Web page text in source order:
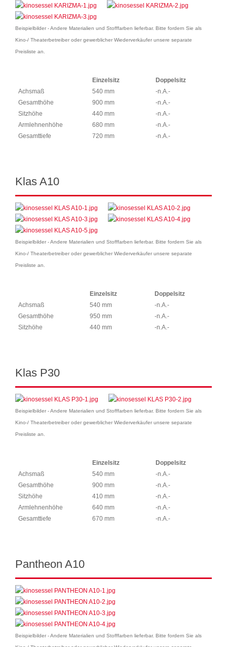
Beispielbilder - Andere Materialien und Stofffarben lieferbar. Bitte fordern Sie als
Kino-/ Theaterbetreiber oder gewerblicher Wiederverkäufer unsere separate
Preisliste an.
Einzelsitz
Doppelsitz
Achsmaß
540 mm
-n.A.-
Gesamthöhe
900 mm
-n.A.-
Sitzhöhe
440 mm
-n.A.-
Armlehnenhöhe
680 mm
-n.A.-
Gesamttiefe
720 mm -n.A.-
Klas A10
Beispielbilder - Andere Materialien und Stofffarben lieferbar. Bitte fordern Sie als
Kino-/ Theaterbetreiber oder gewerblicher Wiederverkäufer unsere separate
Preisliste an.
Einzelsitz
Doppelsitz
Achsmaß
540 mm
-n.A.-
Gesamthöhe
950 mm
-n.A.-
Sitzhöhe
440 mm -n.A.-
Klas P30
Beispielbilder - Andere Materialien und Stofffarben lieferbar. Bitte fordern Sie als
Kino-/ Theaterbetreiber oder gewerblicher Wiederverkäufer unsere separate
Preisliste an.
Einzelsitz
Doppelsitz
Achsmaß
540 mm
-n.A.-
Gesamthöhe
900 mm
-n.A.-
Sitzhöhe
410 mm
-n.A.-
Armlehnenhöhe
640 mm
-n.A.-
Gesamttiefe
670 mm -n.A.-
Pantheon A10
Beispielbilder - Andere Materialien und Stofffarben lieferbar. Bitte fordern Sie als